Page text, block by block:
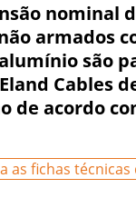
nominal
armados
são
Cables
de acordo
as fichas